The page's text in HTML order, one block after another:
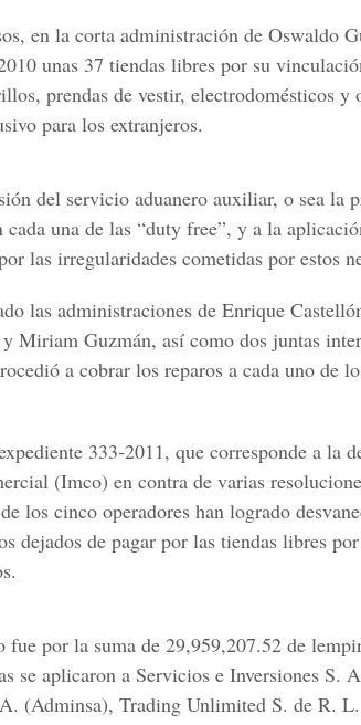
en la corta administración de Oswaldo
unas 37 tiendas libres por su
prendas de vestir, electrodomésticos y
para los extranjeros.
del servicio aduanero auxiliar, o sea la
una de las “duty free”, y a la
las irregularidades cometidas por estos
las administraciones de Enrique
Miriam Guzmán, así como dos juntas
a cobrar los reparos a cada uno de
333-2011, que corresponde a la
(Imco) en contra de varias
los cinco operadores han logrado
dejados de pagar por las tiendas libres
fue por la suma de 29,959,207.52 de
se aplicaron a Servicios e Inversiones S.
(Adminsa), Trading Unlimited S. de R.